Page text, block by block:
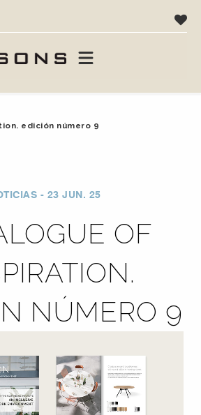
edición número 9
- 23 JUN. 25
OF
NÚMERO 9